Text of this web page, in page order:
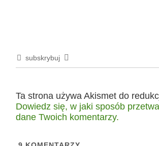
subskrybuj
Ta strona używa Akismet do
Dowiedz się, w jaki sposób
dane Twoich komentarzy.